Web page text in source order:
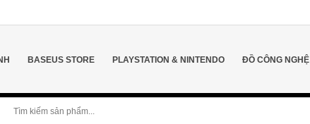
BASEUS STORE PLAYSTATION & NINTENDO ĐỒ CÔNG NGHỆ